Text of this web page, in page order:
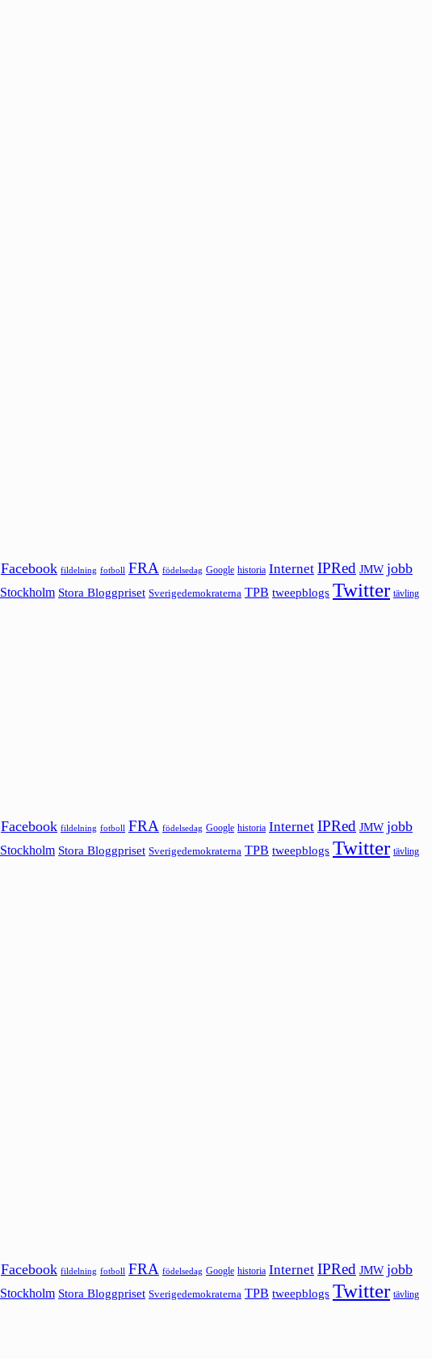
Facebook fildelning fotboll FRA födelsedag Google historia Internet IPRed JMW jobb
Stockholm Stora Bloggpriset Sverigedemokraterna TPB tweepblogs Twitter tävling
Facebook fildelning fotboll FRA födelsedag Google historia Internet IPRed JMW jobb
Stockholm Stora Bloggpriset Sverigedemokraterna TPB tweepblogs Twitter tävling
Facebook fildelning fotboll FRA födelsedag Google historia Internet IPRed JMW jobb
Stockholm Stora Bloggpriset Sverigedemokraterna TPB tweepblogs Twitter tävling